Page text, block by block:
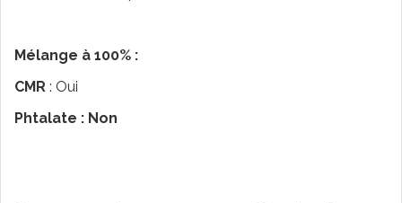
Mélange à 100% :
CMR : Oui
Phtalate : Non